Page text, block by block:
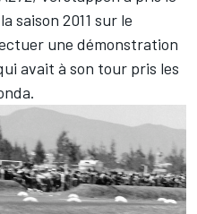
saison 2011 sur le
une démonstration
avait à son tour pris les